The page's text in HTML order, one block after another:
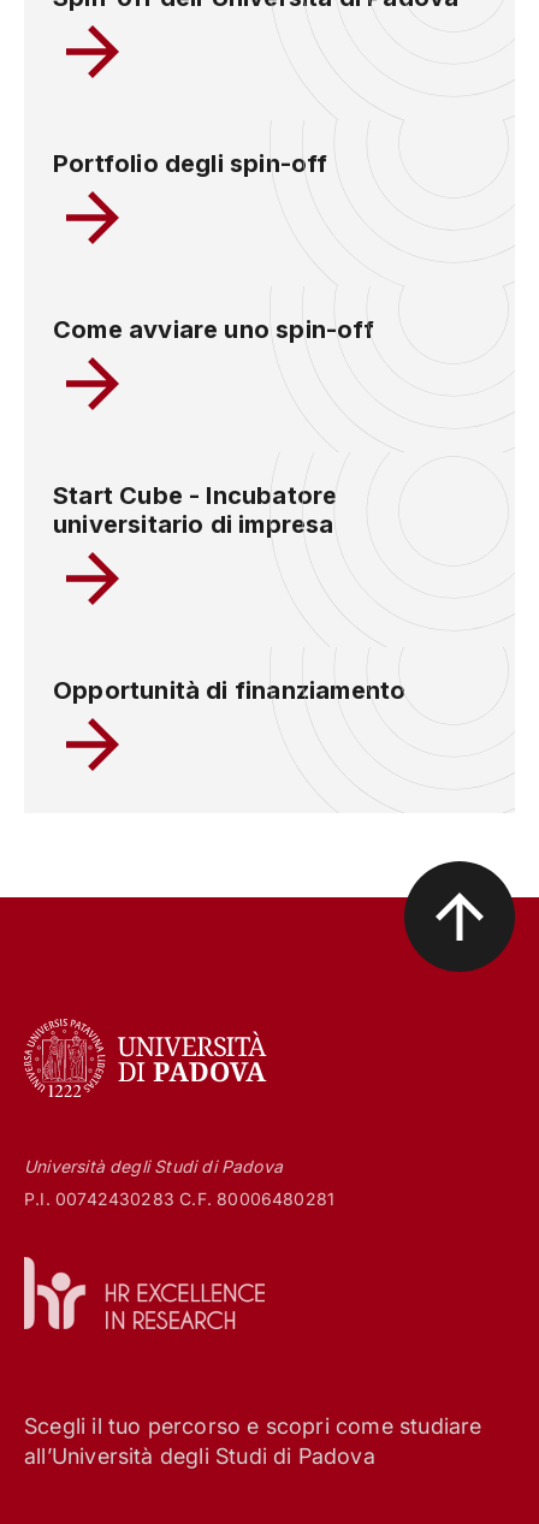
Portfolio degli spin-off
Come avviare uno spin-off
Start Cube - Incubatore
universitario di impresa
Opportunità di finanziamento
Università degli Studi di Padova
P.I. 00742430283 C.F. 80006480281
Scegli il tuo percorso e scopri come studiare
all’Università degli Studi di Padova